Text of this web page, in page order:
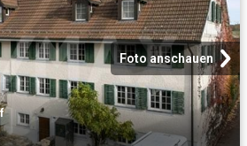
Foto anschauen